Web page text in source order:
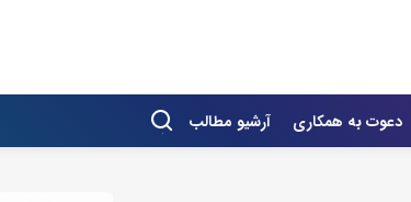
دعوت به همکاری آرشیو مطالب